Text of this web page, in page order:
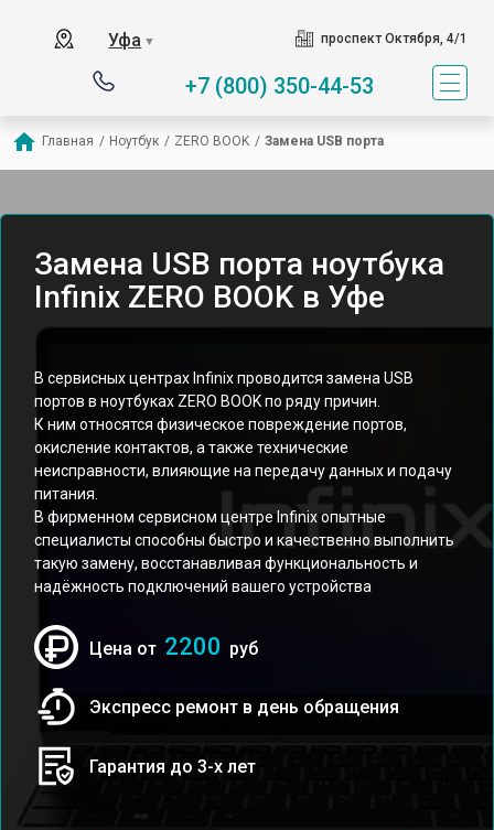
Уфа ▼ проспект Октября, 4/1
+7 (800) 350-44-53
Главная / Ноутбук / ZERO BOOK / Замена USB порта
Замена USB порта ноутбука
Infinix ZERO BOOK в Уфе
В сервисных центрах Infinix проводится замена USB
портов в ноутбуках ZERO BOOK по ряду причин.
К ним относятся физическое повреждение портов,
окисление контактов, а также технические
неисправности, влияющие на передачу данных и подачу
питания.
В фирменном сервисном центре Infinix опытные
специалисты способны быстро и качественно выполнить
такую замену, восстанавливая функциональность и
надёжность подключений вашего устройства
Цена от 2200 руб
Экспресс ремонт в день обращения
Гарантия до 3-х лет